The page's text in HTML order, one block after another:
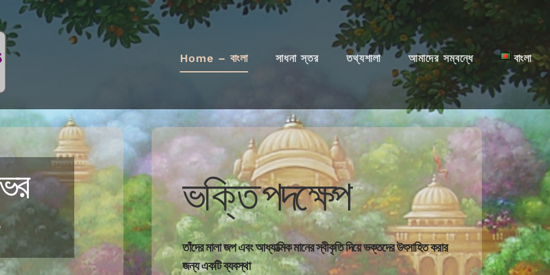
Home – বাংলা সাধনা স্তর তথ্যশালা আমাদের সম্বন্ধে বাংলা
ভক্তি পদক্ষেপ
তাঁদেরমালা জপ এবং আধ্যাত্মিকমানেরস্বীকৃতি দিয়ে ভক্তদের উৎসাহিত করার
জন্য একটি ব্যবস্থা